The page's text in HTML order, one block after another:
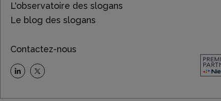
L'observatoire des slogans
Le blog des slogans
Contactez-nous